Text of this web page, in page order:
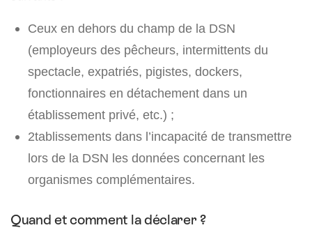
Ceux en dehors du champ de la DSN
(employeurs des pêcheurs, intermittents du
spectacle, expatriés, pigistes, dockers,
fonctionnaires en détachement dans un
établissement privé, etc.) ;
2tablissements dans l’incapacité de transmettre
lors de la DSN les données concernant les
organismes complémentaires.
Quand et comment la déclarer ?